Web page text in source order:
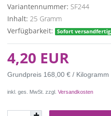
Variantennummer: SF244
Inhalt: 25 Gramm
Verfügbarkeit:
Sofort
4,20 EUR
Grundpreis 168,00 € / Kilogramm
inkl. ges. MwSt. zzgl. Versandkosten